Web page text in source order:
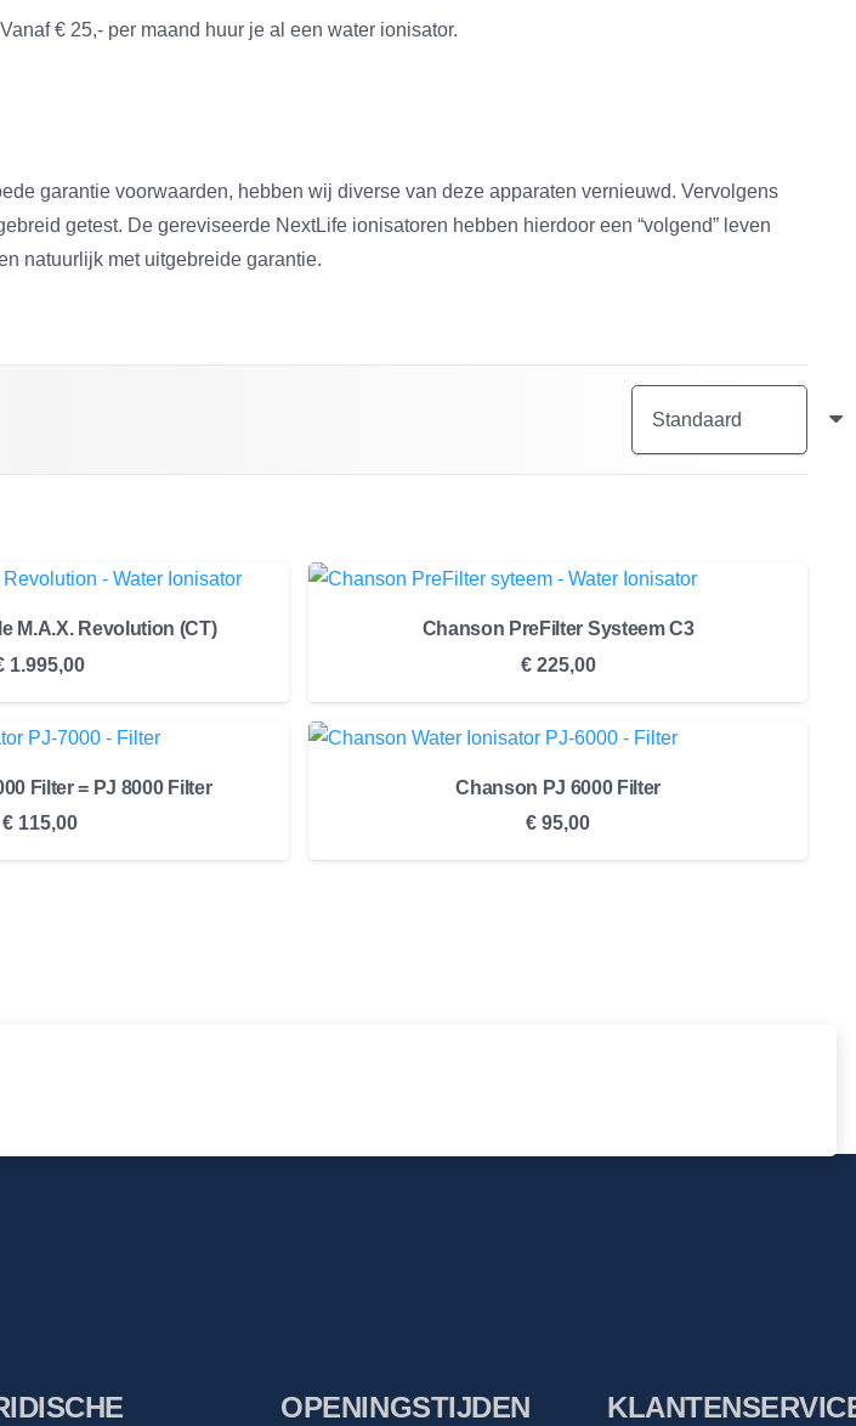
€ 25,- per maand huur je al een water ionisator.
garantie voorwaarden, hebben wij diverse van deze apparaten vernieuwd. Vervolgens
getest. De gereviseerde NextLife ionisatoren hebben hierdoor een “volgend” leven
natuurlijk met uitgebreide garantie.
M.A.X. Revolution (CT)
1.995,00
Chanson PreFilter Systeem C3
€225,00
Filter = PJ 8000 Filter
€115,00
Chanson PJ 6000 Filter
€ 95,00
OPENINGSTIJDEN